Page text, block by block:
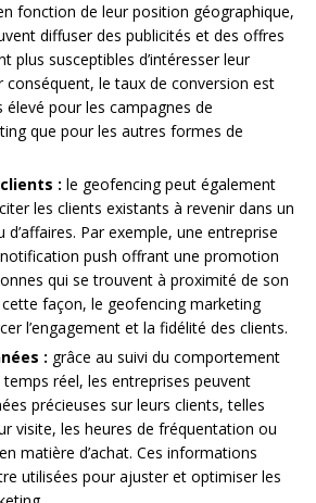
fonction de leur position géographique,
diffuser des publicités et des offres
plus susceptibles d’intéresser leur
conséquent, le taux de conversion est
élevé pour les campagnes de
que pour les autres formes de
: le geofencing peut également
les clients existants à revenir dans un
d’affaires. Par exemple, une entreprise
push offrant une promotion
qui se trouvent à proximité de son
façon, le geofencing marketing
l’engagement et la fidélité des clients.
: grâce au suivi du comportement
réel, les entreprises peuvent
précieuses sur leurs clients, telles
visite, les heures de fréquentation ou
matière d’achat. Ces informations
utilisées pour ajuster et optimiser les